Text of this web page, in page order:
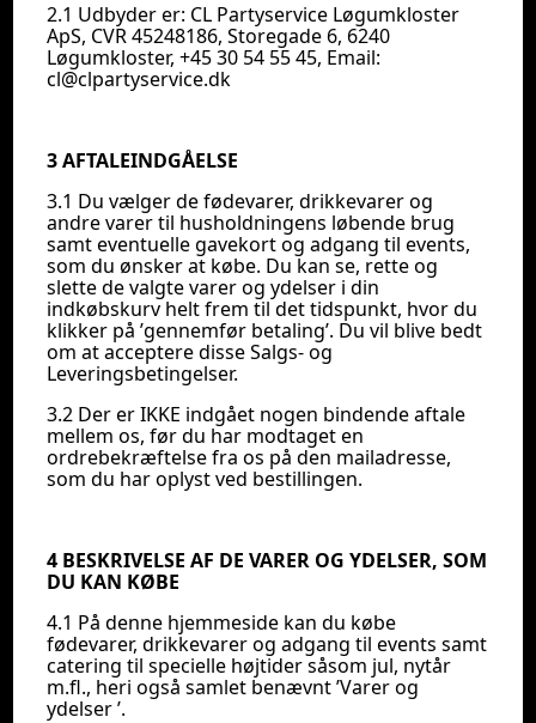
2.1 Udbyder er: CL Partyservice Løgumkloster
ApS, CVR 45248186, Storegade 6, 6240
Løgumkloster, +45 30 54 55 45, Email:
cl@clpartyservice.dk
3 AFTALEINDGÅELSE
3.1 Du vælger de fødevarer, drikkevarer og
andre varer til husholdningens løbende brug
samt eventuelle gavekort og adgang til events,
som du ønsker at købe. Du kan se, rette og
slette de valgte varer og ydelser i din
indkøbskurv helt frem til det tidspunkt, hvor du
klikker på ’gennemfør betaling’. Du vil blive bedt
om at acceptere disse Salgs- og
Leveringsbetingelser.
3.2 Der er IKKE indgået nogen bindende aftale
mellem os, før du har modtaget en
ordrebekræftelse fra os på den mailadresse,
som du har oplyst ved bestillingen.
4 BESKRIVELSE AF DE VARER OG YDELSER, SOM
DU KAN KØBE
4.1 På denne hjemmeside kan du købe
fødevarer, drikkevarer og adgang til events samt
catering til specielle højtider såsom jul, nytår
m.fl., heri også samlet benævnt ’Varer og
ydelser ’.